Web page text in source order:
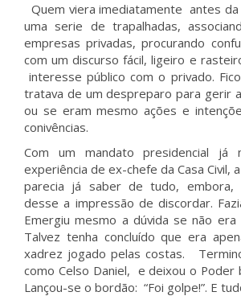
Quem viera imediatamente antes
uma serie de trapalhadas,
empresas privadas, procurando
com um discurso fácil, ligeiro e
interesse público com o privado.
tratava de um despreparo para gerir
ou se eram mesmo ações e
conivências.
Com um mandato presidencial
experiência de ex-chefe da Casa Civil,
parecia já saber de tudo, embora,
desse a impressão de discordar.
Emergiu mesmo a dúvida se não era
Talvez tenha concluído que era
xadrez jogado pelas costas.
como Celso Daniel, e deixou o Poder
Lançou-se o bordão: “Foi golpe!”. E